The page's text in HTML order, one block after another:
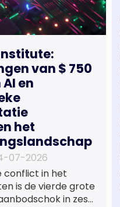
van $ 750
en
het
07-2026
conflict in het
is de vierde grote
in zes